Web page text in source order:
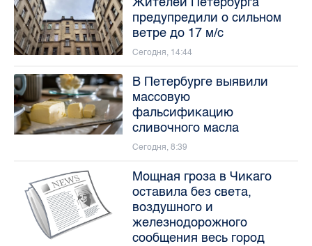
предупредили о сильном
ветре до 17 м/с
Сегодня, 14:44
В Петербурге выявили
массовую
фальсификацию
сливочного масла
Сегодня, 8:39
Мощная гроза в Чикаго
оставила без света,
воздушного и
железнодорожного
сообщения весь город